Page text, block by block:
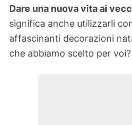
Dare una nuova vita ai
significa anche utilizzarli
affascinanti decorazioni
che abbiamo scelto per voi?